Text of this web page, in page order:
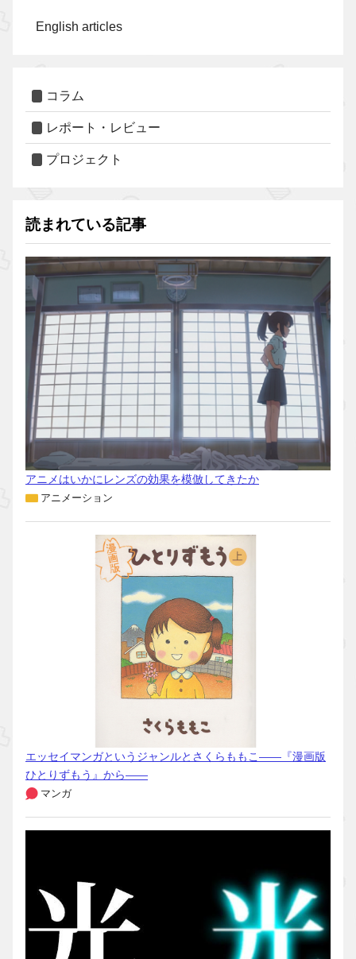
English articles
コラム
レポート・レビュー
プロジェクト
読まれている記事
アニメはいかにレンズの効果を模倣してきたか
アニメーション
エッセイマンガというジャンルとさくらももこ――『漫画版
ひとりずもう』から――
マンガ